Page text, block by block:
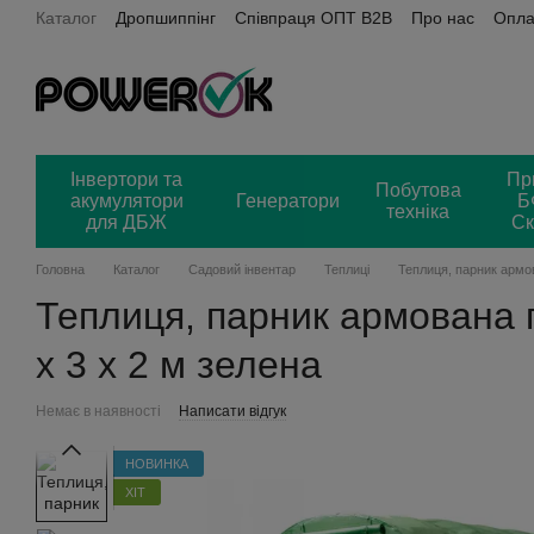
Перейти до основного контенту
Каталог Дропшиппінг Співпраця ОПТ B2B Про нас
Інвертори та
акумулятори
для ДБЖ
Генератори
Побутова
техніка
Головна Каталог Садовий інвентар Теплиці Теплиця, парник
Теплиця, парник армована
х 3 х 2 м зелена
Немає в наявності Написати відгук
НОВИНКА
ХІТ